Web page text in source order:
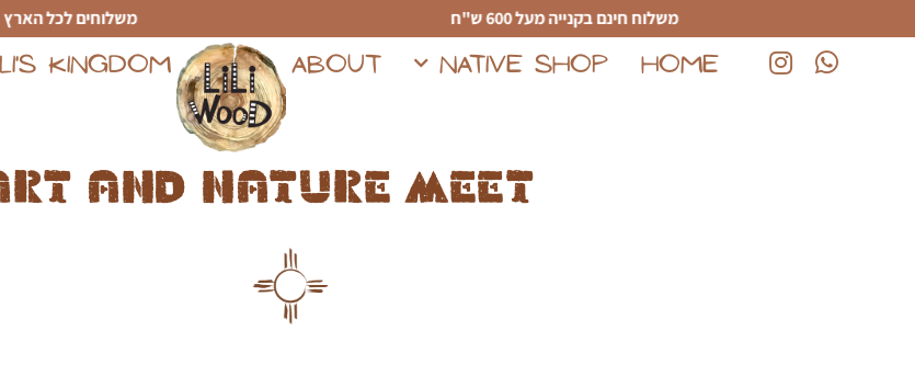
משלוח חינם בקנייה מעל 600 ש"ח משלוחים לכל הארץ
(נפתח בחלון חדש)
(נפתח בחלון חדש)
HOME
NATIVE SHOP
ABOUT
KINGDOM
and nature meet